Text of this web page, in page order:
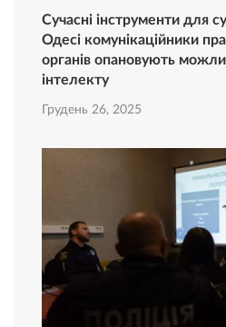
Сучасні інструменти для
Одесі комунікаційники
органів опановують
інтелекту
Грудень 26, 2025